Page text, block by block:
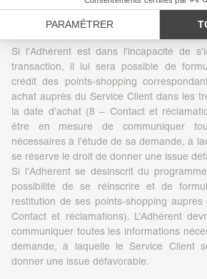
des avantages sont définis par la
modifiés ou suspendus à tout moment.
Si l’Adhérent est dans l’incapacité de
transaction, il lui sera possible de
crédit des points-shopping
achat auprès du Service Client dans les
la date d’achat (8 – Contact et
être en mesure de communiquer
nécessaires à l’étude de sa demande, à
se réserve le droit de donner une issue
Si l’Adhérent se désinscrit du
possibilité de se réinscrire et de
restitution de ses points-shopping
Contact et réclamations). L’Adhérent
communiquer toutes les informations
demande, à laquelle le Service Client
donner une issue défavorable.